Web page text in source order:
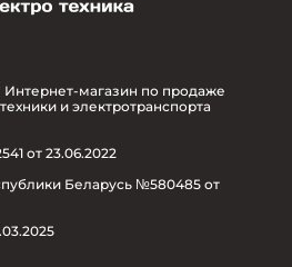
магазин по продаже
и электротранспорта
от 23.06.2022
Беларусь №580485 от